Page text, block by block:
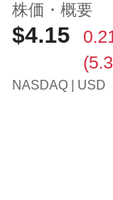
株価・概要
$4.15
NASDAQ | USD